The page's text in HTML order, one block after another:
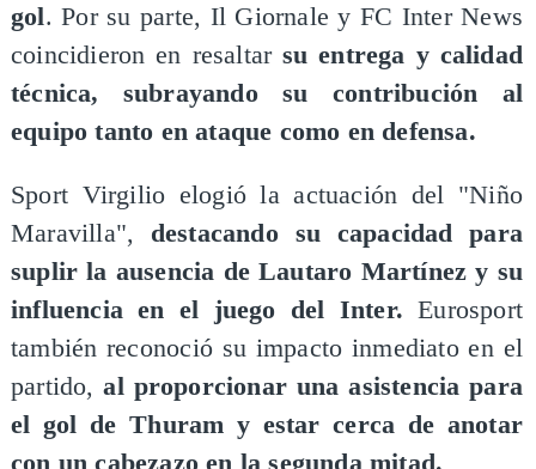
gol. Por su parte, Il Giornale y FC Inter News
coincidieron en resaltar su entrega y calidad
técnica, subrayando su contribución al
equipo tanto en ataque como en defensa.
Sport Virgilio elogió la actuación del "Niño
Maravilla", destacando su capacidad para
suplir la ausencia de Lautaro Martínez y su
influencia en el juego del Inter. Eurosport
también reconoció su impacto inmediato en el
partido,al proporcionar una asistencia para
el gol de Thuram y estar cerca de anotar
con un cabezazo en la segunda mitad.